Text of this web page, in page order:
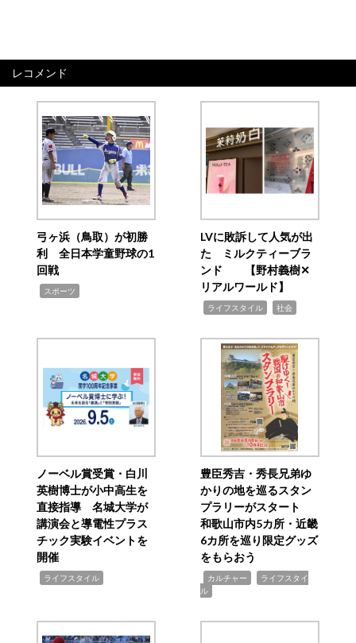
レコメンド
弓ヶ浜（鳥取）が初勝
利 全日本学童野球の1
回戦
スポーツ
LVに敗訴して人気が出
た ミルクティーブラ
ンド 【野村義樹✕
リアルワールド】
ライフスタイル 社会
ノーベル賞受賞・白川
英樹博士が小中高生を
直接指導 名城大学が
講演会と導電性プラス
チック実験イベントを
開催
ライフスタイル
豊臣秀吉・秀長兄弟ゆ
かりの地を巡るスタン
プラリーがスタート
和歌山市内5カ所・近畿
6カ所を巡り限定グッズ
をもらおう
カルチャー
ライフスタイ
ル